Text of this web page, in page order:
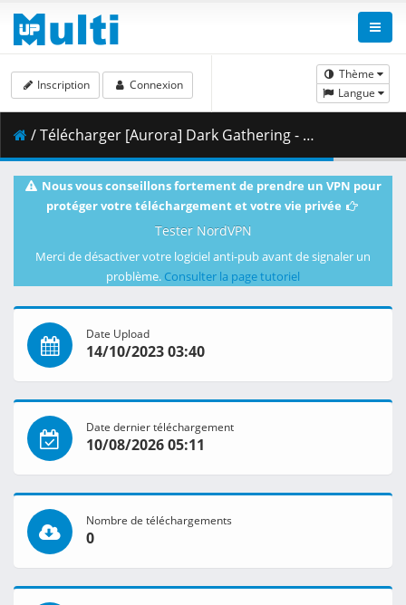
Thème
Langue
Inscription Connexion
/ Télécharger [Aurora] Dark Gathering - S01E10 [1080p HEVC Webrip].mkv.001 ( 462.25 MB )
Nous vous conseillons fortement de prendre un VPN pour
protéger votre téléchargement et votre vie privée
Tester NordVPN
Merci de désactiver votre logiciel anti-pub avant de signaler un
problème. Consulter la page tutoriel
Date Upload
14/10/2023 03:40
Date dernier téléchargement
10/08/2026 05:11
Nombre de téléchargements
0